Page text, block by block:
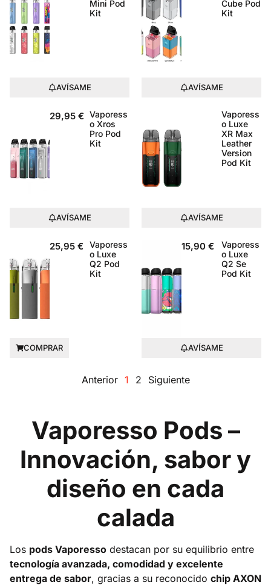
Mini Pod
Kit
AVÍSAME
Cube Pod
Kit
AVÍSAME
29,95 € Vaporess
o Xros
Pro Pod
Kit
AVÍSAME
Vaporess
o Luxe
XR Max
Leather
Version
Pod Kit
AVÍSAME
25,95 € Vaporess
o Luxe
Q2 Pod
Kit
COMPRAR
15,90 €
Vaporess
o Luxe
Q2 Se
Pod Kit
AVÍSAME
Anterior 1 2 Siguiente
Vaporesso Pods –
Innovación, sabor y
diseño en cada
calada
Los pods Vaporesso destacan por su equilibrio entre
tecnología avanzada, comodidad y excelente
entrega de sabor, gracias a su reconocido chip AXON